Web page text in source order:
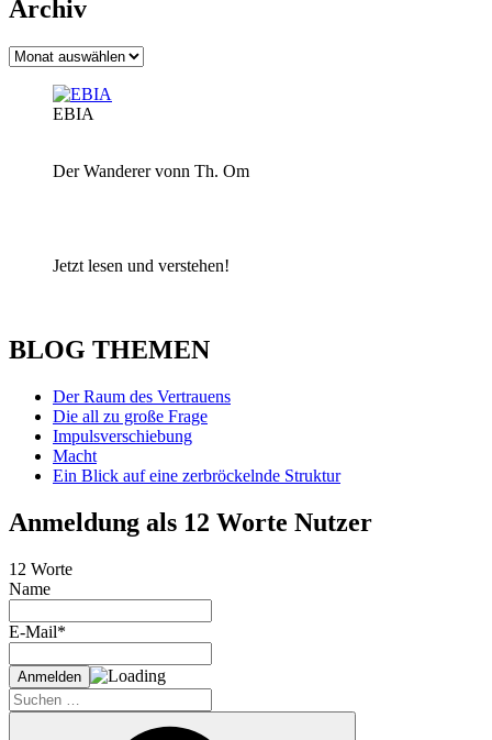
Archiv
Archiv
EBIA
Der Wanderer vonn Th. Om
Jetzt lesen und verstehen!
BLOG THEMEN
Der Raum des Vertrauens
Die all zu große Frage
Impulsverschiebung
Macht
Ein Blick auf eine zerbröckelnde Struktur
Anmeldung als 12 Worte Nutzer
12 Worte
Name
E-Mail*
Suche
nach: